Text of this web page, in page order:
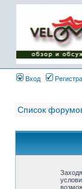
Имя
Пароль:
{
}
Вход
Список